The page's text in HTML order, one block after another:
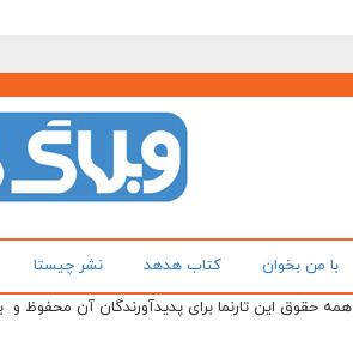
با من بخوان کتاب هدهد
نشر چیستا
همه حقوق این تارنما برای پدیدآورندگان آن محفوظ و